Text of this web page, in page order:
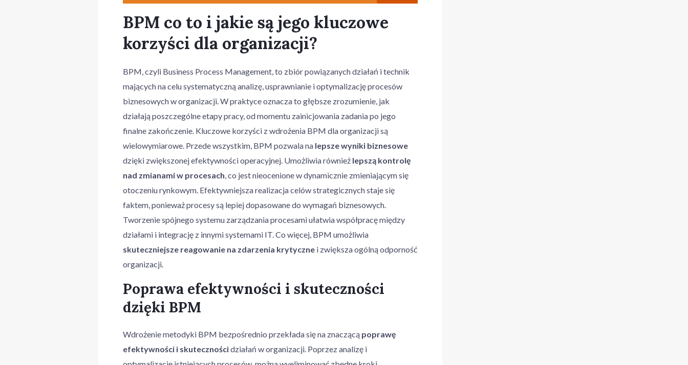
BPM co to i jakie są jego kluczowe
korzyści dla organizacji?
BPM, czyli Business Process Management, to zbiór powiązanych działań i technik
mających na celu systematyczną analizę, usprawnianie i optymalizację procesów
biznesowych w organizacji. W praktyce oznacza to głębsze zrozumienie, jak
działają poszczególne etapy pracy, od momentu zainicjowania zadania po jego
finalne zakończenie. Kluczowe korzyści z wdrożenia BPM dla organizacji są
wielowymiarowe. Przede wszystkim, BPM pozwala na lepsze wyniki biznesowe
dzięki zwiększonej efektywności operacyjnej. Umożliwia również lepszą kontrolę
nad zmianami w procesach, co jest nieocenione w dynamicznie zmieniającym się
otoczeniu rynkowym. Efektywniejsza realizacja celów strategicznych staje się
faktem, ponieważ procesy są lepiej dopasowane do wymagań biznesowych.
Tworzenie spójnego systemu zarządzania procesami ułatwia współpracę między
działami i integrację z innymi systemami IT. Co więcej, BPM umożliwia
skuteczniejsze reagowanie na zdarzenia krytyczne i zwiększa ogólną odporność
organizacji.
Poprawa efektywności i skuteczności
dzięki BPM
Wdrożenie metodyki BPM bezpośrednio przekłada się na znaczącą poprawę
efektywności i skutecznościdziałań w organizacji. Poprzez analizę i